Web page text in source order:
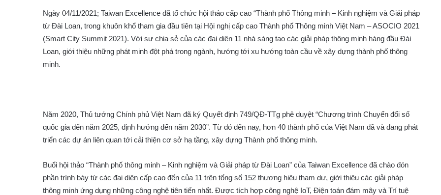
Ngày 04/11/2021; Taiwan Excellence đã tổ chức hội thảo cấp cao “Thành phố Thông minh – Kinh nghiệm và Giải pháp
từ Đài Loan, trong khuôn khổ tham gia đầu tiên tại Hội nghị cấp cao Thành phố Thông minh Việt Nam – ASOCIO 2021
(Smart City Summit 2021). Với sự chia sẻ của các đại diện 11 nhà sáng tạo các giải pháp thông minh hàng đầu Đài
Loan, giới thiệu những phát minh đột phá trong ngành, hướng tới xu hướng toàn cầu về xây dựng thành phố thông
minh.
Năm 2020, Thủ tướng Chính phủ Việt Nam đã ký Quyết định 749/QĐ-TTg phê duyệt “Chương trình Chuyển đổi số
quốc gia đến năm 2025, định hướng đến năm 2030”. Từ đó đến nay, hơn 40 thành phố của Việt Nam đã và đang phát
triển các dự án liên quan tới cải thiện cơ sở hạ tầng, xây dựng Thành phố thông minh.
Buổi hội thảo “Thành phố thông minh – Kinh nghiệm và Giải pháp từ Đài Loan” của Taiwan Excellence đã chào đón
phần trình bày từ các đại diện cấp cao đến của 11 trên tổng số 152 thương hiệu tham dự, giới thiệu các giải pháp
thông minh ứng dụng những công nghệ tiên tiến nhất. Được tích hợp công nghệ IoT, Điện toán đám mây và Trí tuệ